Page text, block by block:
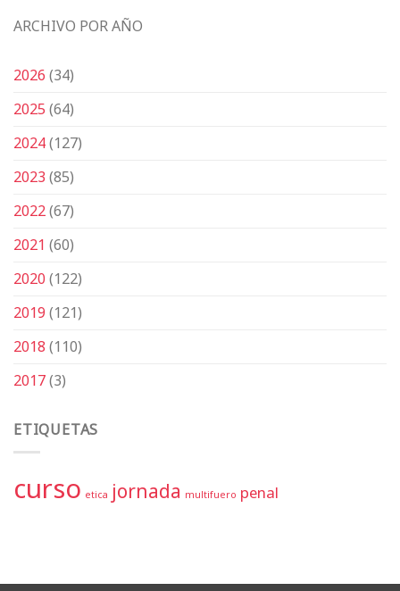
ARCHIVO POR AÑO
2026(34)
2025(64)
2024(127)
2023(85)
2022(67)
2021 (60)
2020(122)
2019(121)
2018(110)
2017(3)
ETIQUETAS
curso etica jornada multifuero penal